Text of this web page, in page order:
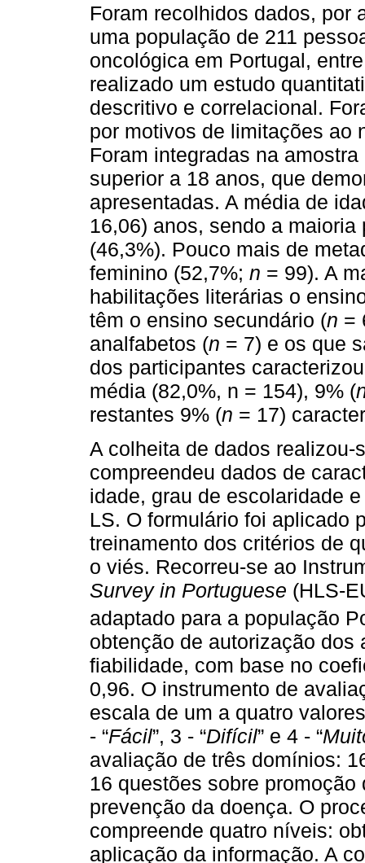
Foram recolhidos dados, por
uma população de 211
oncológica em Portugal,
realizado um estudo
descritivo e correlacional.
por motivos de limitações ao
Foram integradas na
superior a 18 anos, que
apresentadas. A média de
16,06) anos, sendo a
(46,3%). Pouco mais de
feminino (52,7%; n = 99). A
habilitações literárias o
têm o ensino secundário (n =
analfabetos (n = 7) e os que
dos participantes
média (82,0%, n = 154), 9% (
restantes 9% (n = 17)
A colheita de dados
compreendeu dados de
idade, grau de escolaridade
LS. O formulário foi aplicado
treinamento dos critérios de
o viés. Recorreu-se ao
Survey in Portuguese (HLS-
adaptado para a população
obtenção de autorização dos
fiabilidade, com base no
0,96. O instrumento de
escala de um a quatro
- “Fácil”, 3 - “Difícil” e 4 - “
avaliação de três domínios:
16 questões sobre
prevenção da doença. O
compreende quatro níveis:
aplicação da informação. A